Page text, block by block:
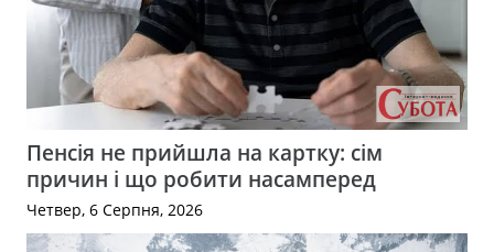
Пенсія не прийшла на картку: сім
причин і що робити насамперед
Четвер, 6 Серпня, 2026